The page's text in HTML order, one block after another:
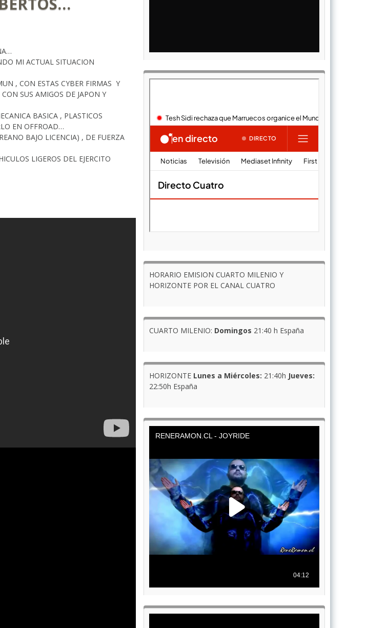
MI ACTUAL SITUACION
, CON ESTAS CYBER FIRMAS Y
SUS AMIGOS DE JAPON Y
BASICA , PLASTICOS
EN OFFROAD…
BAJO LICENCIA) , DE FUERZA
LIGEROS DEL EJERCITO
HORARIO EMISION CUARTO MILENIO Y
HORIZONTE POR EL CANAL CUATRO
CUARTO MILENIO: Domingos 21:40 h España
HORIZONTE Lunes a Miércoles: 21:40h Jueves:
22:50h España